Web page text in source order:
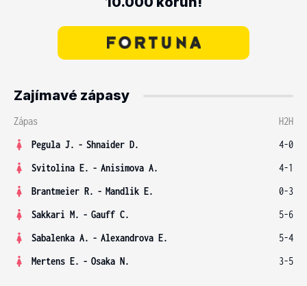
Zajímavé zápasy
Zápas
H2H
Pegula J. - Shnaider D.
4-0
Svitolina E. - Anisimova A.
4-1
Brantmeier R. - Mandlik E.
0-3
Sakkari M. - Gauff C.
5-6
Sabalenka A. - Alexandrova E.
5-4
Mertens E. - Osaka N. 3-5